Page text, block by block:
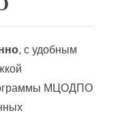
, с удобным
МЦОДПО